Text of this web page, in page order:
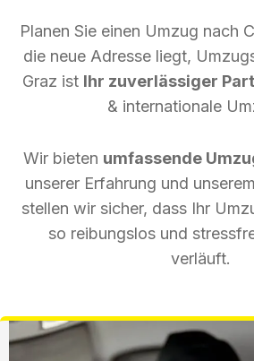
Planen Sie einen Umzug nach
die neue Adresse liegt,
Graz ist Ihr zuverlässiger
& internationale
Wir bieten umfassende
unserer Erfahrung und
stellen wir sicher, dass Ihr
so reibungslos und
verläuft.